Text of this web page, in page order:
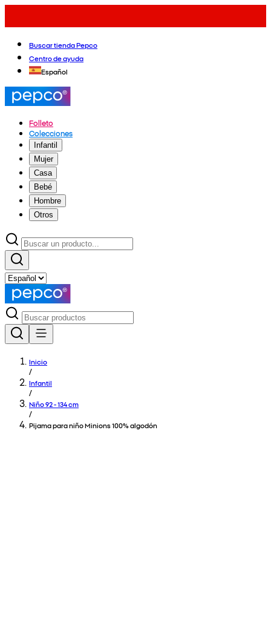
Buscar tienda Pepco
Centro de ayuda
Español
Folleto
Colecciones
Infantil
Mujer
Casa
Bebé
Hombre
Otros
Inicio
/
Infantil
/
Niño 92 - 134 cm
/
Pijama para niño Minions 100% algodón